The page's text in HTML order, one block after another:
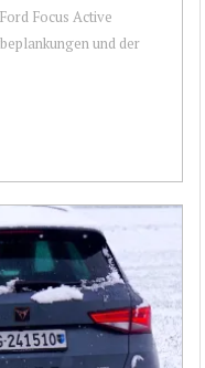
Focus Active
und der